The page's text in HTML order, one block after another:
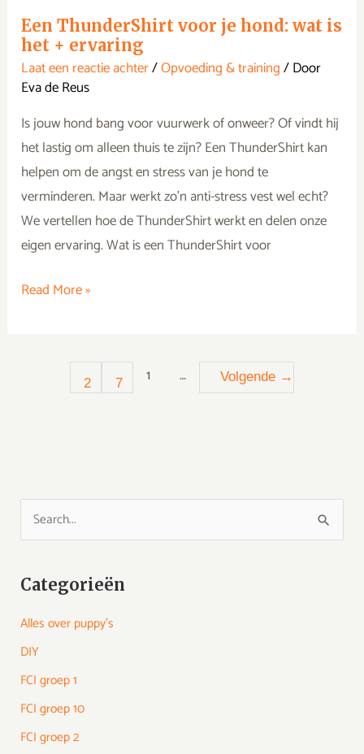
Een ThunderShirt voor je hond: wat is
het + ervaring
Laat een reactie achter/Opvoeding & training/ Door
Eva de Reus
Is jouw hond bang voor vuurwerk of onweer? Of vindt hij
het lastig om alleen thuis te zijn? Een ThunderShirt kan
helpen om de angst en stress van je hond te
verminderen. Maar werkt zo’n anti-stress vest wel echt?
We vertellen hoe de ThunderShirt werkt en delen onze
eigen ervaring. Wat is een ThunderShirt voor
Read More »
1
2 …
7 Volgende →
o
k
n
a
a
Categorieën
Alles over puppy's
DIY
FCI groep 1
FCI groep 10
FCI groep 2